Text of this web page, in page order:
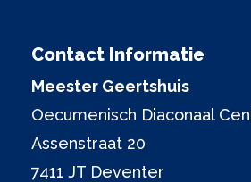
Contact Informatie
Meester Geertshuis
Oecumenisch Diaconaal
Assenstraat 20
7411 JT Deventer